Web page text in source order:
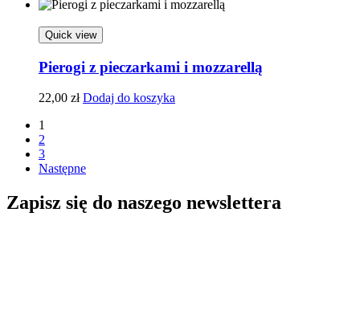
Quick view
Pierogi z pieczarkami i mozzarellą
22,00 zł Dodaj do koszyka
1
2
3
Następne
Zapisz się do naszego newslettera